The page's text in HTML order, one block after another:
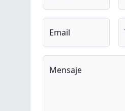
Email
Mensaje